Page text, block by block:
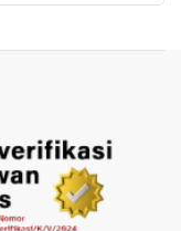
Perpanjangan